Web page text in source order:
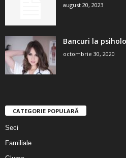
august 20, 2023
Bancuri la
octombrie 30, 2020
CATEGORIE POPULARĂ
Seci
Familiale